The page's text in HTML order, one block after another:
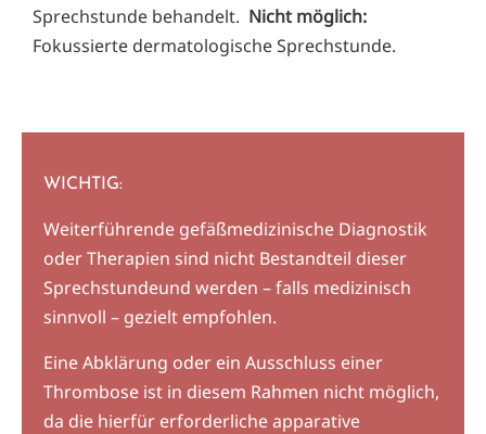
Sprechstunde behandelt. Nicht möglich:
Fokussierte dermatologische Sprechstunde.
WICHTIG:
Weiterführende gefäßmedizinische Diagnostik
oder Therapien sind nicht Bestandteil dieser
Sprechstundeund werden – falls medizinisch
sinnvoll – gezielt empfohlen.
Eine Abklärung oder ein Ausschluss einer
Thrombose ist in diesem Rahmen nicht möglich,
da die hierfür erforderliche apparative